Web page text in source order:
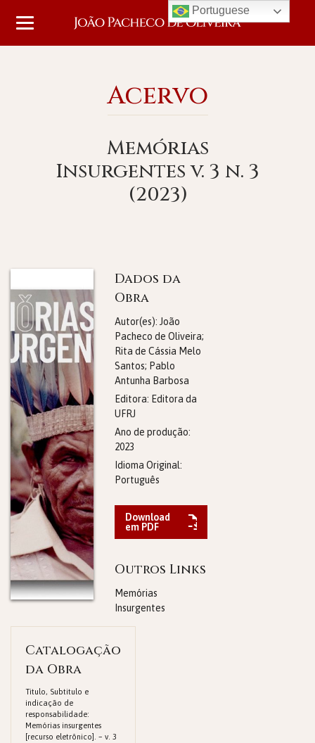
Acervo
Memórias
Insurgentes v. 3 n. 3
(2023)
Dados da
Obra
Autor(es): João
Pacheco de Oliveira;
Rita de Cássia Melo
Santos; Pablo
Antunha Barbosa
Editora: Editora da
UFRJ
Ano de produção:
2023
Idioma Original:
Português
Download
em PDF
Outros Links
Memórias
Insurgentes
Catalogação
da Obra
Titulo, Subtitulo e
indicação de
responsabilidade:
Memórias insurgentes
[recurso eletrônico]. – v. 3
Portuguese